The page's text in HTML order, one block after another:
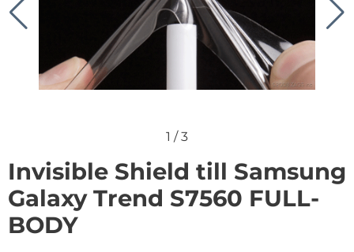
1 /3
Invisible Shield till Samsung
Galaxy Trend S7560 FULL-
BODY